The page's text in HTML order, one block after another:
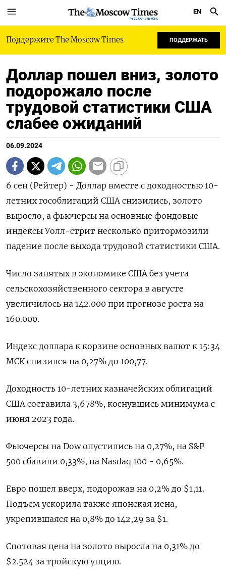
РУССКАЯ СЛУЖБА
EN
Поддержите The Moscow Times ПОДДЕРЖАТЬ
Доллар пошел вниз, золото
подорожало после
трудовой статистики США
слабее ожиданий
06.09.2024
6 сен (Рейтер) - Доллар вместе с доходностью 10-
летних гособлигаций США снизились, золото
выросло, а фьючерсы на основные фондовые
индексы Уолл-стрит несколько притормозили
падение после выхода трудовой статистики США.
Число занятых в экономике США без учета
сельскохозяйственного сектора в августе
увеличилось на 142.000 при прогнозе роста на
160.000.
Индекс доллара к корзине основных валют к 15:34
МСК снизился на 0,27% до 100,77.
Доходность 10-летних казначейских облигаций
США составила 3,678%, коснувшись минимума с
июня 2023 года.
Фьючерсы на Dow опустились на 0,27%, на S&P
500 сбавили 0,33%, на Nasdaq 100 - 0,65%.
Евро пошел вверх, подорожав на 0,2% до $1,11.
Подъем ускорила также японская иена,
укрепившаяся на 0,8% до 142,29 за $1.
Спотовая цена на золото выросла на 0,31% до
$2.524 за тройскую унцию.